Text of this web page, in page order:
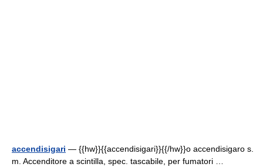
accendisigari — {{hw}}{{accendisigari}}{{/hw}}o accendisigaro s.
m. Accenditore a scintilla, spec. tascabile, per fumatori …